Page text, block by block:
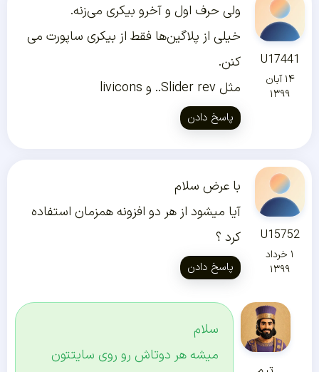
U17441
۱۴ آبان
۱۳۹۹
ولی حرف اول و آخرو بیکری می‌زنه.
خیلی از پلاگین‌ها فقط از بیکری ساپورت می
کنن.
مثل Slider rev.. و livicons
پاسخ دادن
U15752
۱ خرداد
۱۳۹۹
با عرض سلام
آیا میشود از هر دو افزونه همزمان استفاده
کرد ؟
پاسخ دادن
سلام
میشه هر دوتاش رو روی سایتتون